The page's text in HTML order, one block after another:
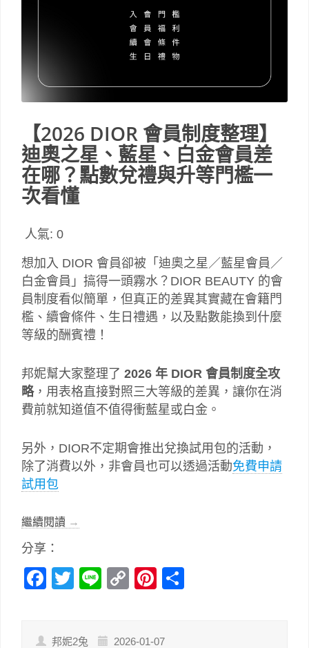
【2026 DIOR 會員制度整理】
迪奧之星、藍星、白金會員差
在哪？點數兌禮與升等門檻一
次看懂
人氣: 0
想加入 DIOR 會員卻被「迪奧之星／藍星會員／
白金會員」搞得一頭霧水？DIOR BEAUTY 的會
員制度看似簡單，但真正的差異其實藏在會籍門
檻、續會條件、生日禮遇，以及點數能換到什麼
等級的酬賓禮！
邦妮幫大家整理了 2026 年 DIOR 會員制度全攻
略，用表格直接對照三大等級的差異，讓你在消
費前就知道值不值得衝藍星或白金。
另外，DIOR不定期會推出兌換試用包的活動，
除了消費以外，非會員也可以透過活動免費申請
試用包
繼續閱讀 →
分享：
Facebook
Twitter
LineCopyPinterest
邦妮2兔 2026-01-07